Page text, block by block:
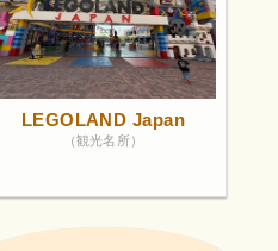
LEGOLAND Japan
（観光名所）